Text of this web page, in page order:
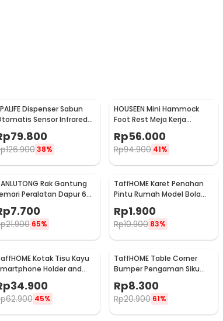
- RL-10
Dispenser Sabun
Sensor Infrared
Stainless Steel 250ml -
03
79.800
126.900 38%
HOUSEEN Mini Hammock
Foot Rest Meja Kerja
Ergonomis Sandaran Kaki
Rp56.000
Rp94.900 41%
Rak Gantung
Peralatan Dapur 6
7.700
21.900 65%
TaffHOME Karet Penahan
Pintu Rumah Model Bola
Rp1.900
Rp10.900 83%
Kotak Tisu Kayu
Holder and
Tissue Box - ZJ05
34.900
62.900 45%
TaffHOME Table Corner
Bumper Pengaman Siku
Sudut Meja Silicone 10 PCS
- FY21
Rp8.300
Rp20.900 61%